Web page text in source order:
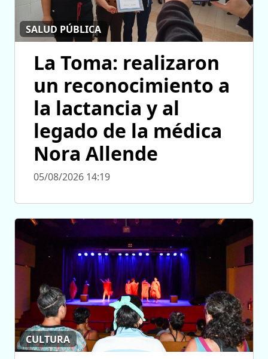
SALUD PÚBLICA
La Toma: realizaron
un reconocimiento a
la lactancia y al
legado de la médica
Nora Allende
05/08/2026 14:19
CULTURA